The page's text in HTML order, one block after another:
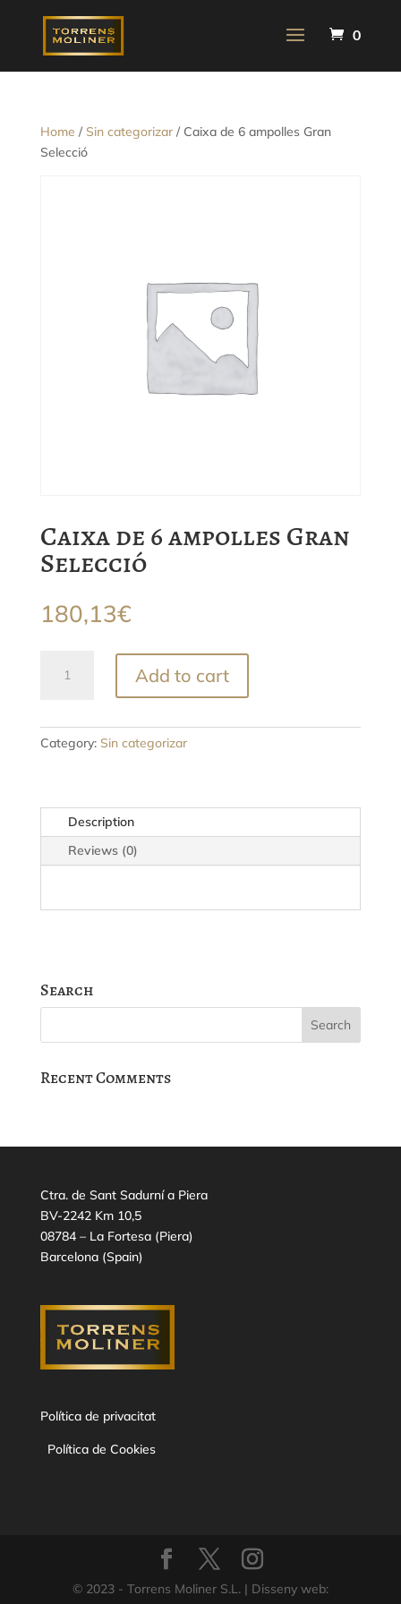
0
Home / Sin categorizar/ Caixa de 6 ampolles Gran
Selecció
Caixa de 6 ampolles Gran
Selecció
180,13€
Gran
Add to cart
Category: Sin categorizar
Description
Reviews (0)
Search
Recent Comments
Ctra. de Sant Sadurní a Piera
BV-2242 Km 10,5
08784 – La Fortesa (Piera)
Barcelona (Spain)
Política de privacitat
Política de Cookies
© 2023 - Torrens Moliner S.L. | Disseny web: